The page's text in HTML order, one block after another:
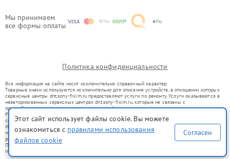
Мы принимаем
все формы оплаты
Политика конфиденциальности
Вся информация на сайте носит исключительно справочный характер.
Товарные знаки используются исключительно для описания устройств, в отношении которых
сервисные центры dnt.sony-fixim.ru предоставляют услуги по ремонту. Услуги оказываются в
неавторизованных сервисных центрах dnt.sony-fixim.ru, которые не связаны с
правообладателями товарных знаков или их официальными представителями.
Ремонт осуществляется для устройств, уже введенных в гражданский оборот в соответствии
со статьей 1487 ГК РФ.
Использование товарных знаков не преследует цели индивидуализации услуг или введения
потребителей в заблуждение, а служит для информирования о предоставляемых услугах по
ремонту техники указанных брендов.
Представленная на сайте информация не является публичной офертой, определяемой
положениями Статьи 437(2) Гражданского кодекса РФ
Этот сайт использует файлы cookie. Вы можете
ознакомиться с правилами использования
файлов cookie
Согласен